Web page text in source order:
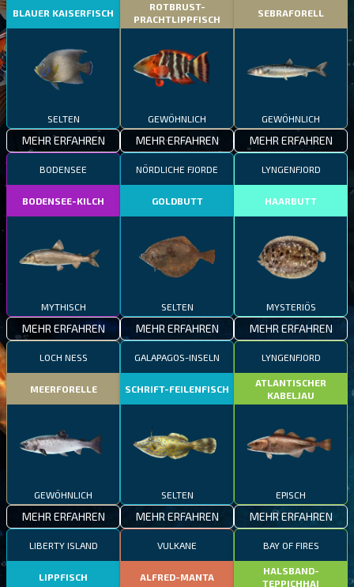
BLAUER KAISERFISCH
SELTEN
MEHR ERFAHREN
ROTBRUST-
PRACHTLIPPFISCH
GEWÖHNLICH
MEHR ERFAHREN
SEBRAFORELL
GEWÖHNLICH
MEHR ERFAHREN
BODENSEE
BODENSEE-KILCH
MYTHISCH
MEHR ERFAHREN
NÖRDLICHE FJORDE
GOLDBUTT
SELTEN
MEHR ERFAHREN
LYNGENFJORD
HAARBUTT
MYSTERIÖS
MEHR ERFAHREN
LOCH NESS
MEERFORELLE
GEWÖHNLICH
MEHR ERFAHREN
GALAPAGOS-INSELN
SCHRIFT-FEILENFISCH
SELTEN
MEHR ERFAHREN
LYNGENFJORD
ATLANTISCHER
KABELJAU
EPISCH
MEHR ERFAHREN
LIBERTY ISLAND
LIPPFISCH
VULKANE
ALFRED-MANTA
BAY OF FIRES
HALSBAND-
TEPPICHHAI